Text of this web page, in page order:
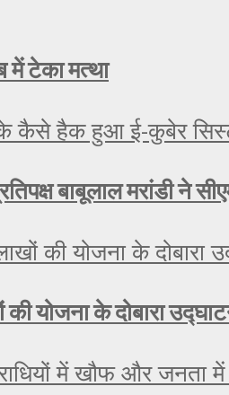
में टेका मत्था
बाबूलाल मरांडी ने
की योजना के दोबारा